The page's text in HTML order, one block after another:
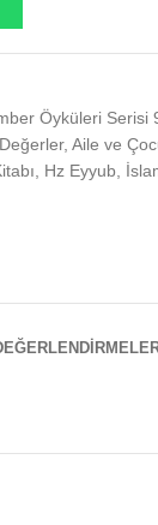
Öyküleri Serisi
, Aile ve
Hz Eyyub